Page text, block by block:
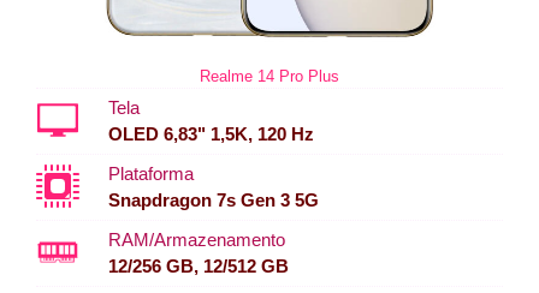
Realme 14 Pro Plus
Tela
OLED 6,83" 1,5K, 120 Hz
Plataforma
Snapdragon 7s Gen 3 5G
RAM/Armazenamento
12/256 GB, 12/512 GB